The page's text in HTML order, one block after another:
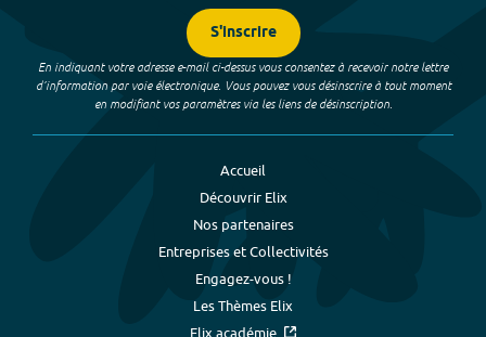
S'inscrire
En indiquant votre adresse e-mail ci-dessus vous consentez à recevoir notre lettre
d’information par voie électronique. Vous pouvez vous désinscrire à tout moment
en modifiant vos paramètres via les liens de désinscription.
Accueil
Découvrir Elix
Nos partenaires
Entreprises et Collectivités
Engagez-vous !
Les Thèmes Elix
Elix académie